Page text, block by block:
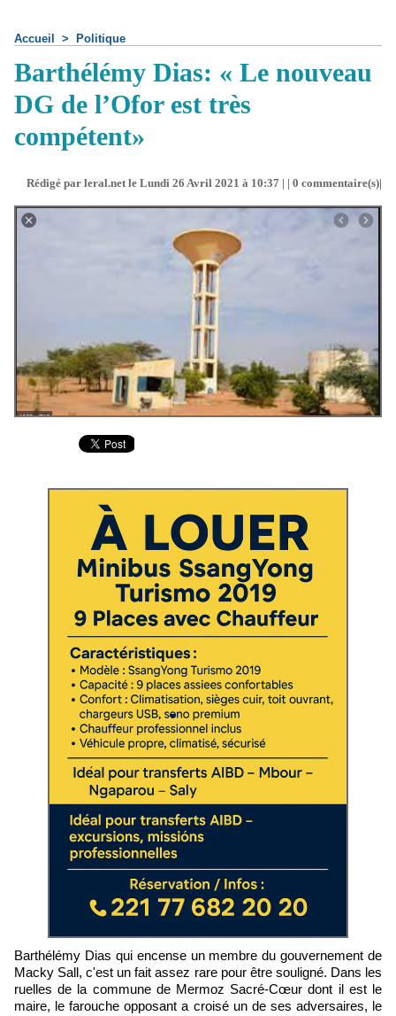
Accueil > Politique
Barthélémy Dias: « Le nouveau
DG de l’Ofor est très
compétent»
Rédigé par leral.net le Lundi 26 Avril 2021 à 10:37 | | 0 commentaire(s)|
Barthélémy Dias qui encense un membre du gouvernement de
Macky Sall, c'est un fait assez rare pour être souligné. Dans les
ruelles de la commune de Mermoz Sacré-Cœur dont il est le
maire, le farouche opposant a croisé un de ses adversaires, le